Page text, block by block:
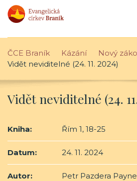
ČCE Braník Kázání Nový
Vidět neviditelné (24. 11. 2024)
Vidět neviditelné (24.
Kniha: Řím 1, 18-25
Datum: 24. 11. 2024
Autor: Petr Pazdera Payne